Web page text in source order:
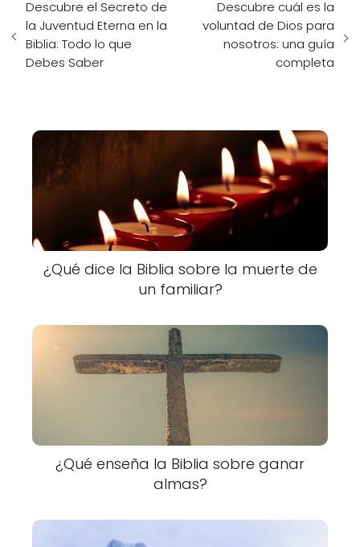
Descubre el Secreto de
la Juventud Eterna en la
Biblia: Todo lo que
Debes Saber
Descubre cuál es la
voluntad de Dios para
nosotros: una guía
completa
¿Qué dice la Biblia sobre la muerte de
un familiar?
¿Qué enseña la Biblia sobre ganar
almas?